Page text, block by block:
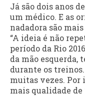
Já são dois anos
um médico. E as
nadadora são
“A ideia é não
período da Rio
da mão esquerda,
durante os
muitas vezes. Por
mais qualidade de